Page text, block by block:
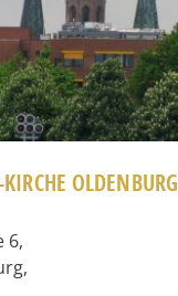
OLDENBURG
6,
,